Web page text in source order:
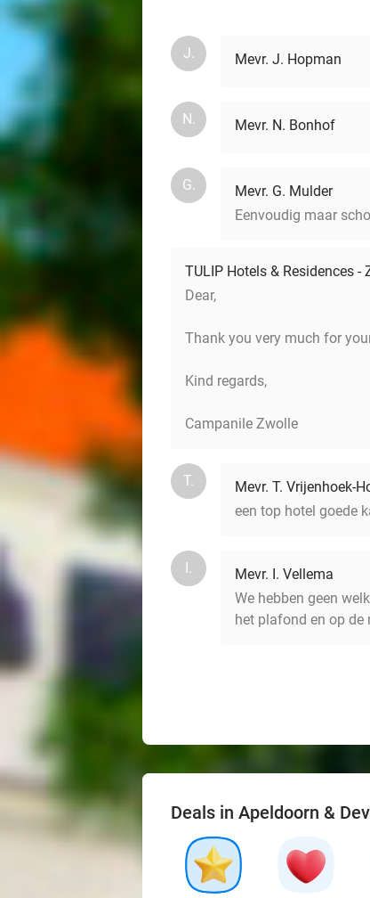
J. Mevr. J. Hopman
N. Mevr. N. Bonhof
G.
Mevr. G. Mulder
Eenvoudig maar
TULIP Hotels & Residences -
Dear,
Thank you very much for
Kind regards,
Campanile Zwolle
T.
Mevr. T. Vrijenhoek-
een top hotel goede
I.
Mevr. I. Vellema
We hebben geen
het plafond en op de
Deals in Apeldoorn &